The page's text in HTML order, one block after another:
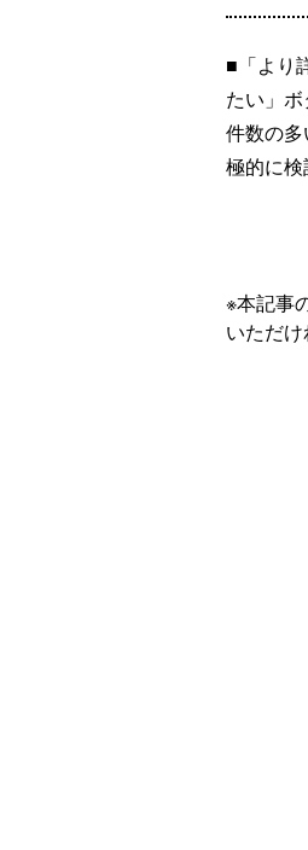
■「より
たい」
件数の
極的に検
※本記事
いただ